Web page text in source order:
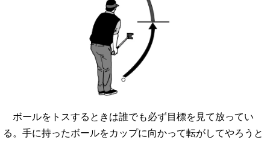
ボールをトスするときは誰でも必ず目標を見て放ってい
る。手に持ったボールをカップに向かって転がしてやろうと